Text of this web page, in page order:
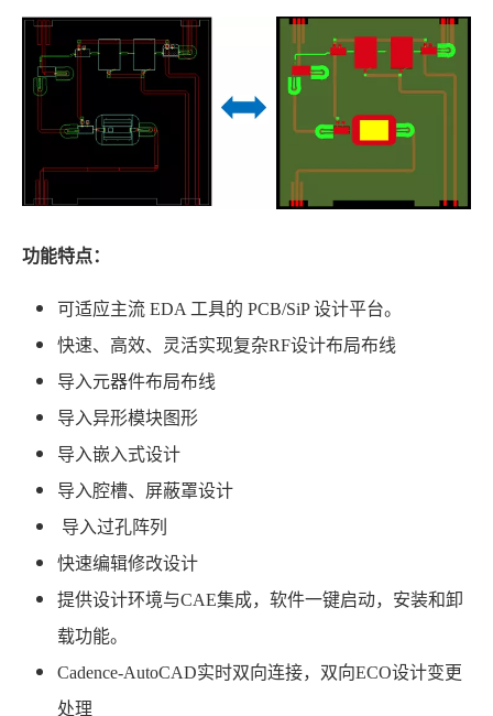
功能特点：
可适应主流 EDA 工具的 PCB/SiP 设计平台。
快速、高效、灵活实现复杂RF设计布局布线
导入元器件布局布线
导入异形模块图形
导入嵌入式设计
导入腔槽、屏蔽罩设计
导入过孔阵列
快速编辑修改设计
提供设计环境与CAE集成， 软件一键启动，安装和卸
载功能。
Cadence-AutoCAD实时双向连接， 双向ECO设计变更
处理